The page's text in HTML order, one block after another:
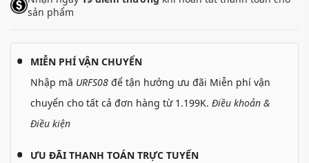
sản phẩm
MIỄN PHÍ VẬN CHUYỂN
Nhập mã URFS08 để tận hưởng ưu đãi Miễn phí vận
chuyển cho tất cả đơn hàng từ 1.199K. Điều khoản &
Điều kiện
ƯU ĐÃI THANH TOÁN TRỰC TUYẾN